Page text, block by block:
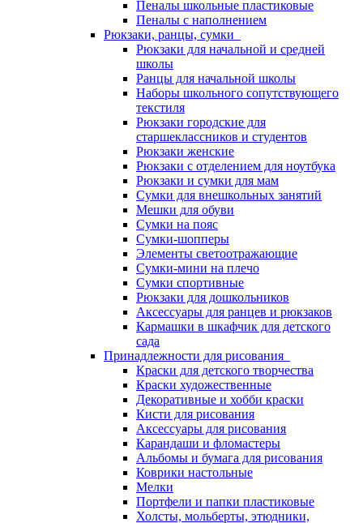
Пеналы школьные пластиковые
Пеналы с наполнением
Рюкзаки, ранцы, сумки
Рюкзаки для начальной и средней
школы
Ранцы для начальной школы
Наборы школьного сопутствующего
текстиля
Рюкзаки городские для
старшеклассников и студентов
Рюкзаки женские
Рюкзаки с отделением для ноутбука
Рюкзаки и сумки для мам
Сумки для внешкольных занятий
Мешки для обуви
Сумки на пояс
Сумки-шопперы
Элементы светоотражающие
Сумки-мини на плечо
Сумки спортивные
Рюкзаки для дошкольников
Аксессуары для ранцев и рюкзаков
Кармашки в шкафчик для детского
сада
Принадлежности для рисования
Краски для детского творчества
Краски художественные
Декоративные и хобби краски
Кисти для рисования
Аксессуары для рисования
Карандаши и фломастеры
Альбомы и бумага для рисования
Коврики настольные
Мелки
Портфели и папки пластиковые
Холсты, мольберты, этюдники,